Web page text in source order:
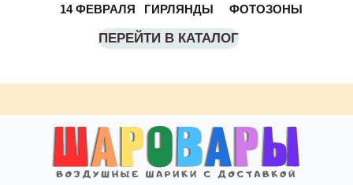
ГИРЛЯНДЫ
ПЕРЕЙТИ В КАТАЛОГ
ФОТОЗОНЫ
14 ФЕВРАЛЯ